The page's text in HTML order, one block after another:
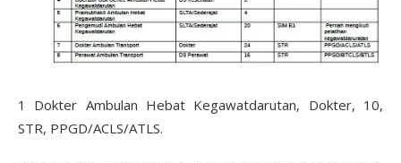
1 Dokter Ambulan Hebat Kegawatdarutan, Dokter, 10,
STR, PPGD/ACLS/ATLS.